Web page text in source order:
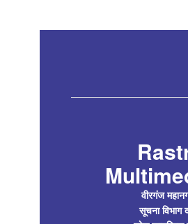
वीरगंज
सूचना विभाग